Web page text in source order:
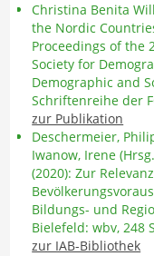
Christina Benita
the Nordic
Proceedings of the
Society for
Demographic and
Schriftenreihe der
zur Publikation
Deschermeier,
Iwanow, Irene
(2020): Zur
Bildungs- und
Bielefeld: wbv, 248
zur IAB-Bibliothek